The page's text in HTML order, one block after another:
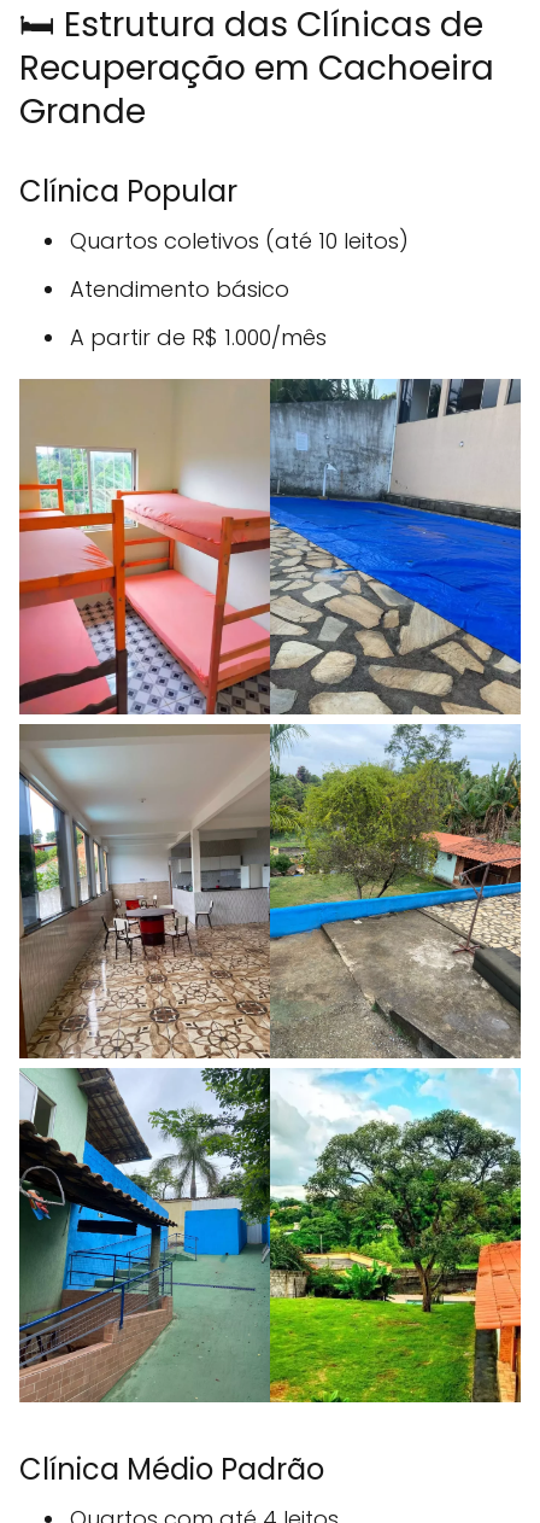
🛏️ Estrutura das Clínicas de
Recuperação em Cachoeira
Grande
Clínica Popular
Quartos coletivos (até 10 leitos)
Atendimento básico
A partir de R$ 1.000/mês
Clínica Médio Padrão